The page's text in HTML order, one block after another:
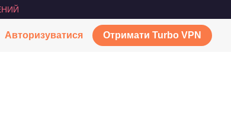
Авторизуватися Отримати Turbo VPN